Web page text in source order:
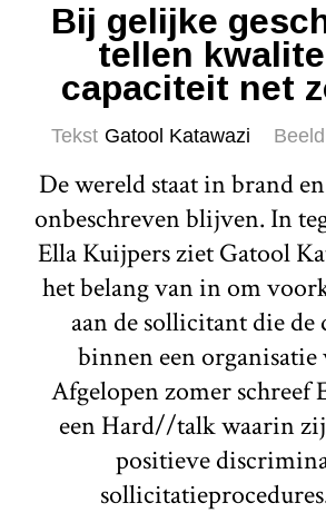
Bij gelijke
tellen
capaciteit net
Tekst Gatool Katawazi Beeld
De wereld staat in brand
onbeschreven blijven. In
Ella Kuijpers ziet Gatool
het belang van in om
aan de sollicitant die
binnen een organisatie
Afgelopen zomer schreef
een Hard//talk waarin
positieve